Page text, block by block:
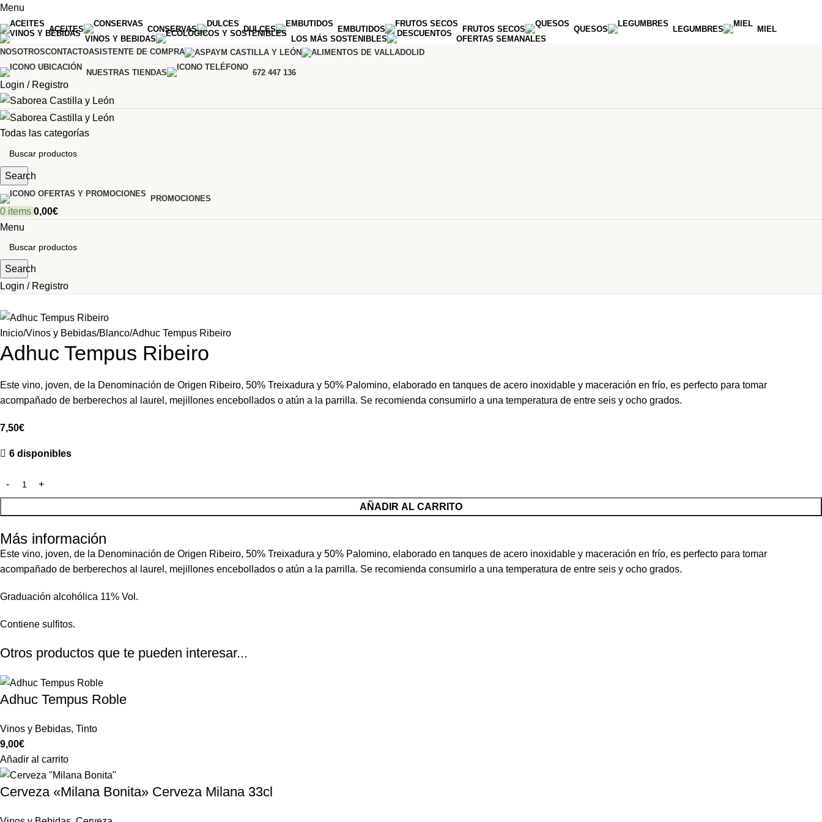
Menu
ACEITES CONSERVAS DULCES EMBUTIDOS FRUTOS SECOS QUESOS LEGUMBRES
MIEL
VINOS Y BEBIDAS
LOS MÁS SOSTENIBLES
OFERTAS SEMANALES
NOSOTROSCONTACTOASISTENTE DE COMPRA
NUESTRAS TIENDAS 672 447 136
Login / Registro
Todas las categorías
Search
PROMOCIONES
0 items 0,00€
Menu
Search
Login / Registro
Inicio Vinos y Bebidas Blanco Adhuc Tempus Ribeiro
Adhuc Tempus Ribeiro
Este vino, joven, de la Denominación de Origen Ribeiro, 50% Treixadura y 50% Palomino, elaborado en tanques de acero inoxidable y maceración en frío, es perfecto para tomar
acompañado de berberechos al laurel, mejillones encebollados o atún a la parrilla. Se recomienda consumirlo a una temperatura de entre seis y ocho grados.
7,50€
6 disponibles
AÑADIR AL CARRITO
Más información
Este vino, joven, de la Denominación de Origen Ribeiro, 50% Treixadura y 50% Palomino, elaborado en tanques de acero inoxidable y maceración en frío, es perfecto para tomar
acompañado de berberechos al laurel, mejillones encebollados o atún a la parrilla. Se recomienda consumirlo a una temperatura de entre seis y ocho grados.
Graduación alcohólica 11% Vol.
Contiene sulfitos.
Otros productos que te pueden interesar...
Adhuc Tempus Roble
Vinos y Bebidas, Tinto
9,00€
Añadir al carrito
Cerveza «Milana Bonita» Cerveza Milana 33cl